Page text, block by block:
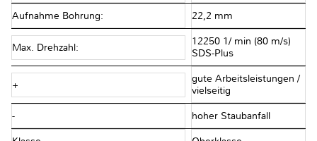
Aufnahme Bohrung: 22,2 mm
Max. Drehzahl:
12250 1/ min (80 m/s)
SDS-Plus
+
gute Arbeitsleistungen /
vielseitig
- hoher Staubanfall